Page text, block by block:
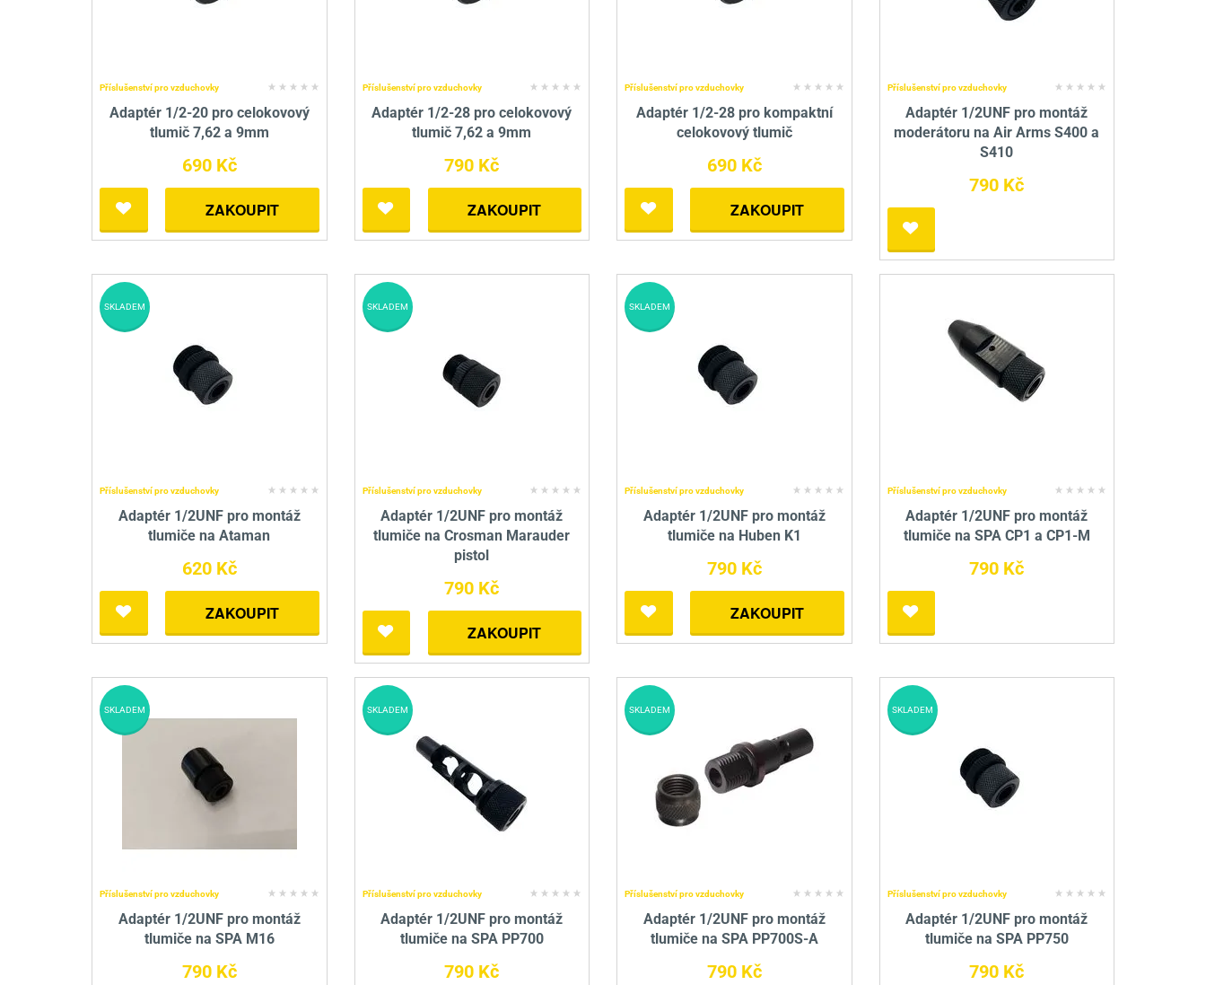
Brokovnice opakovací
Brokovnice samonabíjecí
Revolvery
Příslušenství pro nože
Luky
Kuše
Obranné prostředky
Pro lištu 15 - 17 mm Brokové náboje
Malorážkové náboje
Bipody, stolice a vaky
Příslušenství pro vzduchovky
Adaptér 1/2-20 pro celokovový
tlumič 7,62 a 9mm
690 Kč
ZAKOUPIT
Příslušenství pro vzduchovky
Adaptér 1/2-28 pro celokovový
tlumič 7,62 a 9mm
790 Kč
ZAKOUPIT
Příslušenství pro vzduchovky
Adaptér 1/2-28 pro kompaktní
celokovový tlumič
690 Kč
ZAKOUPIT
Příslušenství pro vzduchovky
Adaptér 1/2UNF pro montáž
moderátoru na Air Arms S400 a
S410
790 Kč
Příslušenství pro vzduchovky
Adaptér 1/2UNF pro montáž
tlumiče na Ataman
620 Kč
ZAKOUPIT
SKLADEM
Příslušenství pro vzduchovky
Adaptér 1/2UNF pro montáž
tlumiče na Crosman Marauder
pistol
790 Kč
ZAKOUPIT
SKLADEM
Příslušenství pro vzduchovky
Adaptér 1/2UNF pro montáž
tlumiče na Huben K1
790 Kč
ZAKOUPIT
SKLADEM
Příslušenství pro vzduchovky
Adaptér 1/2UNF pro montáž
tlumiče na SPA CP1 a CP1-M
790 Kč
Příslušenství pro vzduchovky
Adaptér 1/2UNF pro montáž
tlumiče na SPA M16
790 Kč
SKLADEM
Příslušenství pro vzduchovky
Adaptér 1/2UNF pro montáž
tlumiče na SPA PP700
790 Kč
SKLADEM
Příslušenství pro vzduchovky
Adaptér 1/2UNF pro montáž
tlumiče na SPA PP700S-A
790 Kč
SKLADEM
Příslušenství pro vzduchovky
Adaptér 1/2UNF pro montáž
tlumiče na SPA PP750
790 Kč
SKLADEM